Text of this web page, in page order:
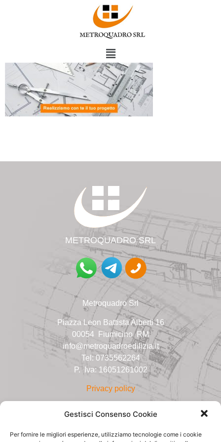
Gestisci Consenso Cookie
Per fornire le migliori esperienze, utilizziamo tecnologie come i cookie
METROQUADRO SRL
Metroquadro Srl
Piazza Leon Battista Alberti16
00054 Fiumicino RM
info@metroquadroedilizia.it
Tel: 0735562264
P. Iva: 16051261002
Privacy policy